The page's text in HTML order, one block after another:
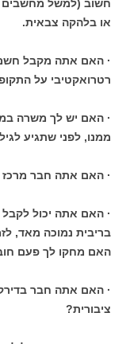
חשוב (למשל מחשבים
או בלהקה צבאית.
· האם אתה מקבל
רטרואקטיבי על
· האם יש לך משרה
ממנו, לפני שתגיע לגיל פנסיה
· האם אתה חבר מרכז
· האם אתה יכול לקבל
בריבית נמוכה מאד,
האם מחקו לך פעם
· האם אתה חבר
ציבורית?